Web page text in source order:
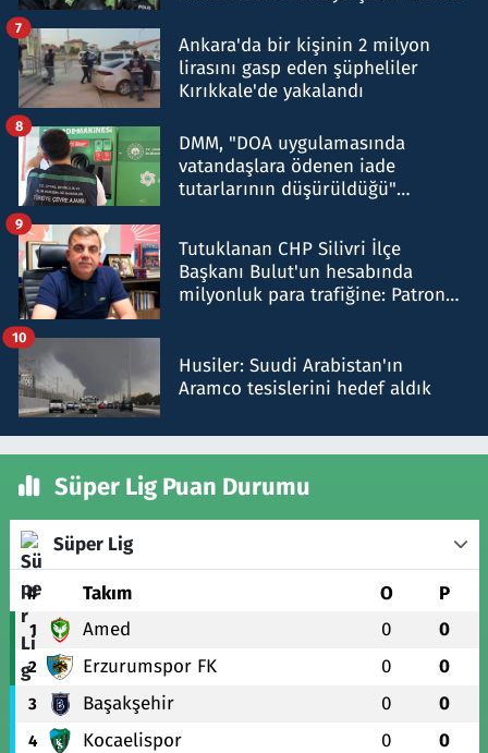
Ankara'da bir kişinin 2 milyon
lirasını gasp eden şüpheliler
Kırıkkale'de yakalandı
7
DMM, "DOA uygulamasında
vatandaşlara ödenen iade
tutarlarının düşürüldüğü"
8
Tutuklanan CHP Silivri İlçe
Başkanı Bulut'un hesabında
milyonluk para trafiğine: Patron
9
Husiler: Suudi Arabistan'ın
Aramco tesislerini hedef aldık
10
Süper Lig Puan Durumu
Süper Lig
# Takım O P
1 Amed 0 0
2 Erzurumspor FK 0 0
3 Başakşehir 0 0
4 Kocaelispor 0 0